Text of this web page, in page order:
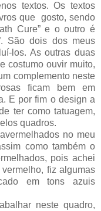
textos. Os textos
que gosto, sendo
Cure” e o outro é
São dois dos meus
los. As outras duas
costumo ouvir muito,
complemento neste
ficam bem em
E por fim o design a
ter como tatuagem,
quadros.
no meu
como também o
pois achei
fiz algumas
em tons azuis
neste quadro,